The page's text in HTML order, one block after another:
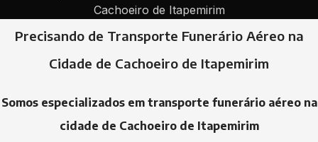
Cachoeiro de Itapemirim
Precisando de Transporte Funerário Aéreo na
Cidade de Cachoeiro de Itapemirim
Somos especializados em transporte funerário aéreo na
cidade de Cachoeiro de Itapemirim